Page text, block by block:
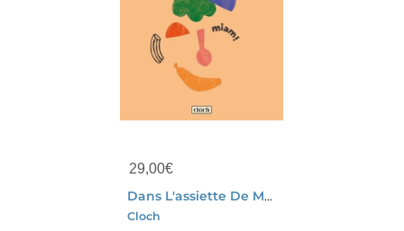
29,00€
Dans L'assiette De Mes Kids - Des Recettes Qui Font Grandir Et Sourire
Cloch